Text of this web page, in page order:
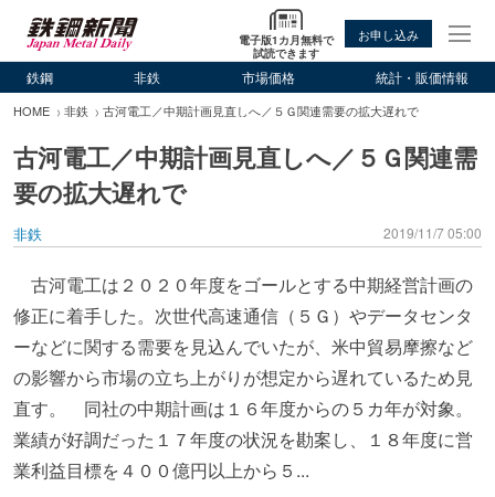
電子版1カ月無料で
試読できます
お申し込み
鉄鋼 非鉄 市場価格 統計・販価情報
HOME 非鉄 古河電工／中期計画見直しへ／５Ｇ関連需要の拡大遅れで
古河電工／中期計画見直しへ／５Ｇ関連需
要の拡大遅れで
非鉄 2019/11/7 05:00
古河電工は２０２０年度をゴールとする中期経営計画の
修正に着手した。次世代高速通信（５Ｇ）やデータセンタ
ーなどに関する需要を見込んでいたが、米中貿易摩擦など
の影響から市場の立ち上がりが想定から遅れているため見
直す。 同社の中期計画は１６年度からの５カ年が対象。
業績が好調だった１７年度の状況を勘案し、１８年度に営
業利益目標を４００億円以上から５...